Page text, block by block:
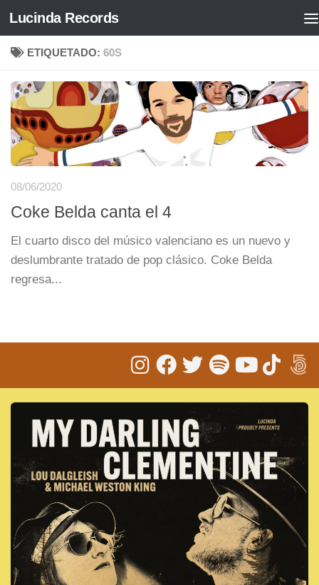
Saltar al contenido
Lucinda Records
ETIQUETADO: 60S
08/06/2020
Coke Belda canta el 4
El cuarto disco del músico valenciano es un nuevo y
deslumbrante tratado de pop clásico. Coke Belda
regresa...